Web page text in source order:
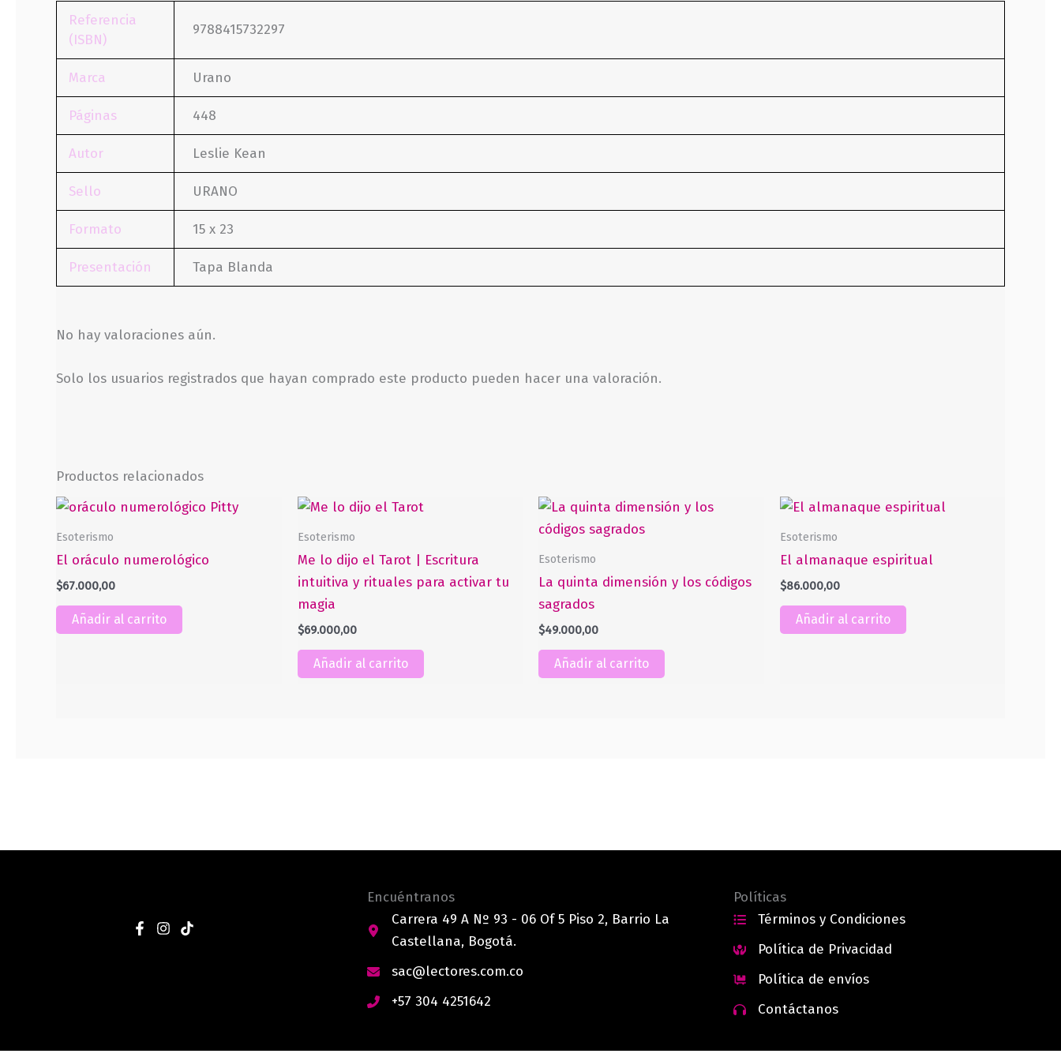
Referencia
(ISBN)
9788415732297
Marca Urano
Páginas 448
Autor Leslie Kean
Sello URANO
Formato 15 x 23
Presentación Tapa Blanda
No hay valoraciones aún.
Solo los usuarios registrados que hayan comprado este producto pueden hacer una valoración.
Productos relacionados
Esoterismo
El oráculo numerológico
$67.000,00
Añadir al carrito
Esoterismo
Me lo dijo el Tarot | Escritura
intuitiva y rituales para activar tu
magia
$69.000,00
Añadir al carrito
Esoterismo
La quinta dimensión y los códigos
sagrados
$49.000,00
Añadir al carrito
Esoterismo
El almanaque espiritual
$86.000,00
Añadir al carrito
Encuéntranos
Carrera 49 A Nº 93 - 06 Of 5 Piso 2, Barrio La
Castellana, Bogotá.
sac@lectores.com.co
+57 304 4251642
Políticas
Términos y Condiciones
Política de Privacidad
Política de envíos
Contáctanos